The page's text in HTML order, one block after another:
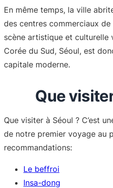
En même temps, la ville
des centres commerciaux
scène artistique et culturelle
Corée du Sud, Séoul, est
capitale moderne.
Que
Que visiter à Séoul ? C’est
de notre premier voyage au
recommandations:
Le beffroi
Insa-dong